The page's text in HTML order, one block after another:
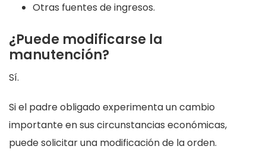
Otras fuentes de ingresos.
¿Puede modificarse la
manutención?
Sí.
Si el padre obligado experimenta un cambio
importante en sus circunstancias económicas,
puede solicitar una modificación de la orden.